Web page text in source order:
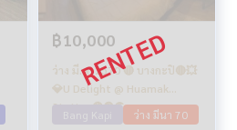
฿10,000
ว่าง มี.ค. 2570 🔴 บางกะปิ🔴💥
💎U Delight @ Huamak
Station🔴🟢🟡
ว่าง มีนา 70